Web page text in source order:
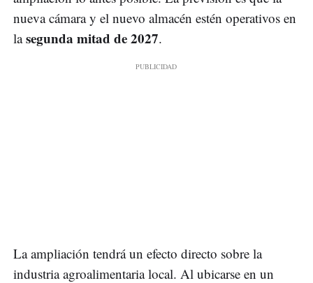
nueva cámara y el nuevo almacén estén operativos en
lasegunda mitad de 2027.
La ampliación tendrá un efecto directo sobre la
industria agroalimentaria local. Al ubicarse en un